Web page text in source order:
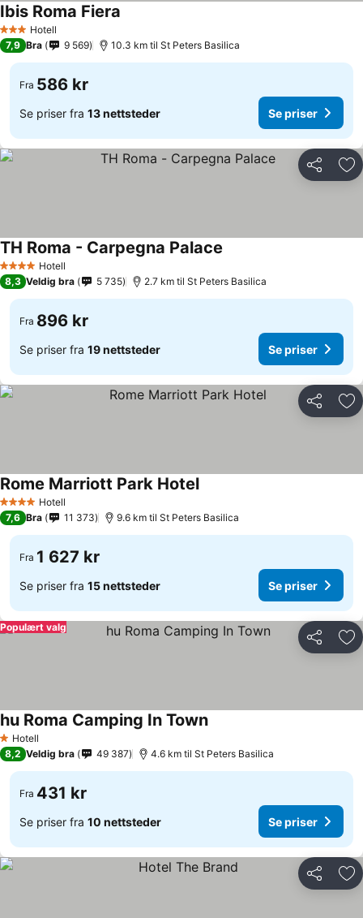
3 StjernerHotell
Ibis Roma Fiera
7,9 Bra 9 569 10.3 km til St Peters Basilica
Fra 586 kr
Se priser fra 13 nettsteder Se priser
Del
4 StjernerHotell
TH Roma - Carpegna Palace
8,3 Veldig bra 5 735 2.7 km til St Peters Basilica
Fra 896 kr
Se priser fra 19 nettsteder Se priser
Del
4 StjernerHotell
Rome Marriott Park Hotel
7,6 Bra 11 373 9.6 km til St Peters Basilica
Fra 1 627 kr
Se priser fra 15 nettsteder Se priser
Del
Populært valg
1 Stjerner
Hotell
hu Roma Camping In Town
8,2 Veldig bra 49 387 4.6 km til St Peters Basilica
Fra 431 kr
Se priser fra 10 nettsteder Se priser
Del